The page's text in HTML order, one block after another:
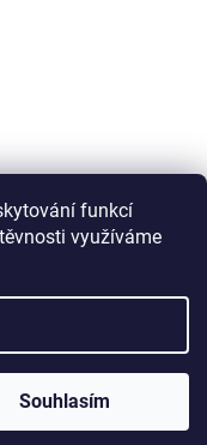
funkcí
využíváme
Souhlasím
cookies